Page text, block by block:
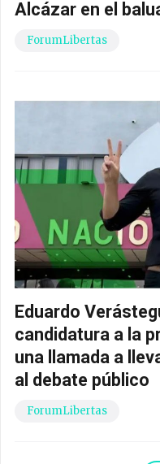
Alcázar en el
ForumLibertas
Eduardo
candidatura a la
una llamada a
al debate público
ForumLibertas